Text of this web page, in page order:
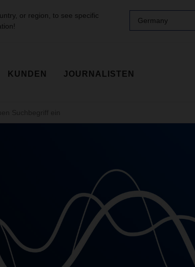
or region, to see specific
Germany
KUNDEN JOURNALISTEN